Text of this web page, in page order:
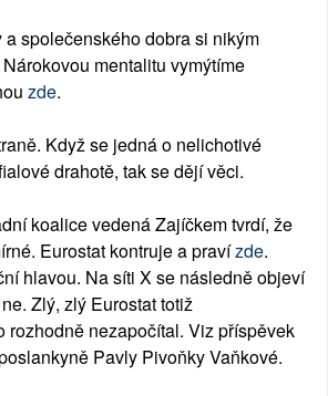
společenského dobra si nikým
mentalitu vymýtíme
zde.
Když se jedná o nelichotivé
drahotě, tak se dějí věci.
koalice vedená Zajíčkem tvrdí, že
Eurostat kontruje a pravízde.
hlavou. Na síti X se následně objeví
Zlý, zlý Eurostat totiž
nezapočítal. Viz příspěvek
Pavly Pivoňky Vaňkové.